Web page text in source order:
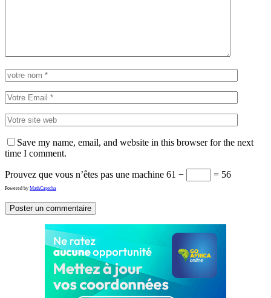
Save my name, email, and website in this browser for the next
time I comment.
Prouvez que vous n’êtes pas une machine 61 − = 56
Powered by MathCaptcha